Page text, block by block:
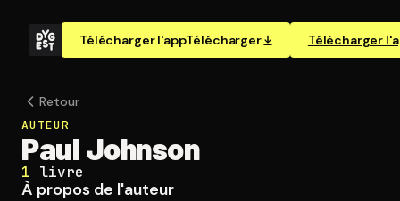
Télécharger l'appTélécharger Télécharger
Retour
AUTEUR
Paul Johnson
1 livre
À propos de l'auteur